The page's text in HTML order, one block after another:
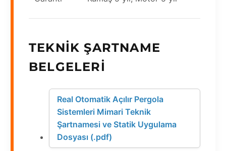
TEKNIK ŞARTNAME
BELGELERI
Real Otomatik Açılır Pergola
Sistemleri Mimari Teknik
Şartnamesi ve Statik Uygulama
Dosyası (.pdf)